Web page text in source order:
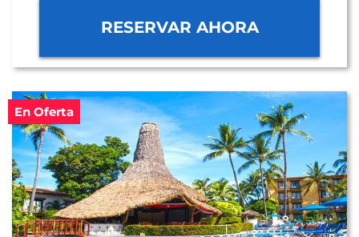
RESERVAR AHORA
En Oferta